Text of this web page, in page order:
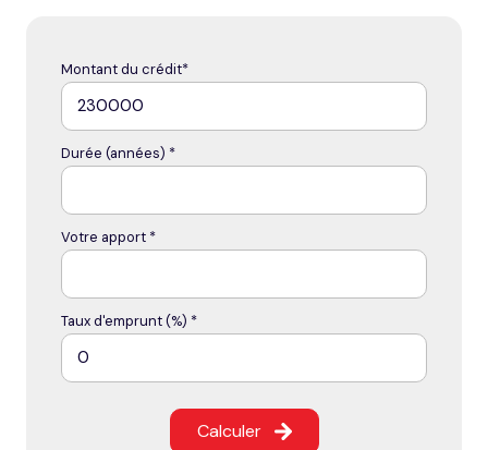
Montant du crédit*
Durée (années) *
Votre apport *
Taux d'emprunt (%) *
Calculer